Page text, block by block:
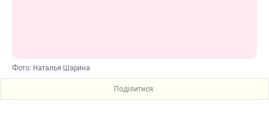
Фото: Наталья Шарина
Поділитися: